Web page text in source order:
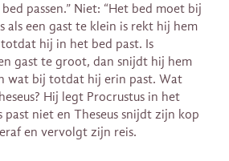
passen.” Niet: “Het bed moet bij
als een gast te klein is rekt hij hem
hij in het bed past. Is
gast te groot, dan snijdt hij hem
wat bij totdat hij erin past. Wat
Hij legt Procrustus in het
past niet en Theseus snijdt zijn kop
en vervolgt zijn reis.